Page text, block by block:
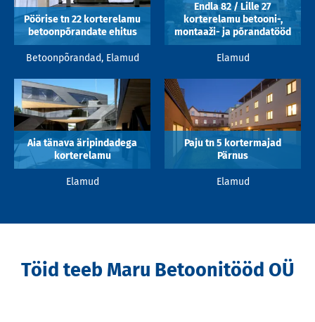
Pöörise tn 22 korterelamu
betoonpõrandate ehitus
Betoonpõrandad, Elamud
Endla 82 / Lille 27
korterelamu betooni-,
montaaži- ja põrandatööd
Elamud
Aia tänava äripindadega
korterelamu
Elamud
Paju tn 5 kortermajad
Pärnus
Elamud
Töid teeb Maru Betoonitööd OÜ